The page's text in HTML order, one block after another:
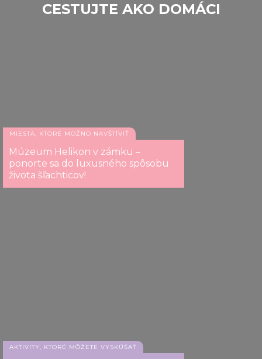
CESTUJTE AKO DOMÁCI
MIESTA, KTORÉ MOŽNO NAVŠTÍVIŤ
Múzeum Helikon v zámku –
ponorte sa do luxusného spôsobu
života šľachticov!
AKTIVITY, KTORÉ MÔŽETE VYSKÚŠAŤ